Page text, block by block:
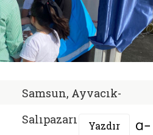
Samsun, Ayvacık-
Salıpazarı
Yazdır